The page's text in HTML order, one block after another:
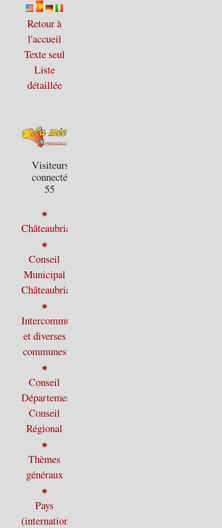
Retour à
l'accueil
Texte seul
Liste
détaillée
Visiteurs
connectés :
55
⁕
Châteaubriant
⁕
Conseil
Municipal
Châteaubriant
⁕
Intercommunalité
et diverses
communes
⁕
Conseil
Départemental,
Conseil
Régional
⁕
Thèmes
généraux
⁕
Pays
(international)